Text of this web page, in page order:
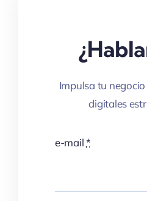
Impulsa tu
digitales
e-mail*